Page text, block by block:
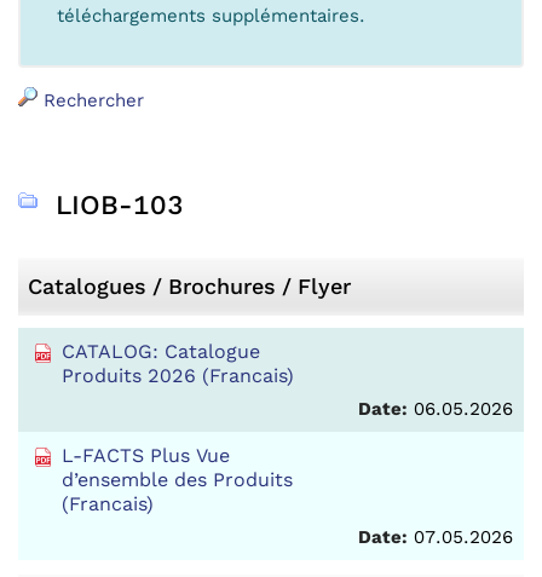
téléchargements supplémentaires.
Rechercher
LIOB-103
Catalogues / Brochures / Flyer
CATALOG: Catalogue
Produits 2026 (Francais)
Date: 06.05.2026
L-FACTS Plus Vue
d’ensemble des Produits
(Francais)
Date: 07.05.2026